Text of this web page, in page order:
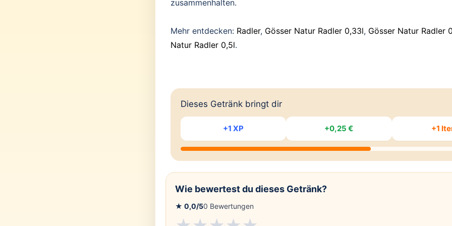
zusammenhalten.
Mehr entdecken: Radler, Gösser Natur Radler 0,33l, Gösser Natur Radler
Natur Radler 0,5l.
Dieses Getränk bringt dir
+1 XP +0,25 € +1
Wie bewertest du dieses Getränk?
★ 0,0/50 Bewertungen